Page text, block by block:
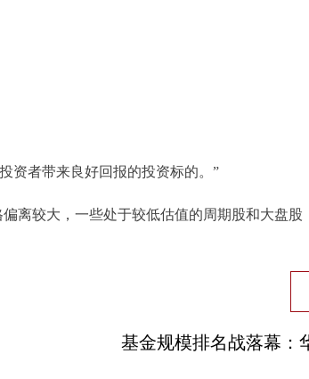
者带来良好回报的投资标的。”
较大，一些处于较低估值的周期股和大盘股
基金规模排名战落幕：